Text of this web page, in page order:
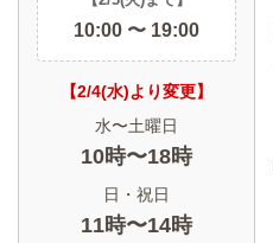
10:00 〜 19:00
【2/4(水)より変更】
水〜土曜日
10時〜18時
日・祝日
11時〜14時